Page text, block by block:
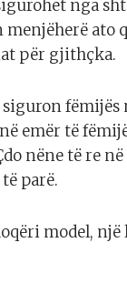
nga
ato
për gjithçka.
fëmijës
emër të
nëne të re
parë.
model,